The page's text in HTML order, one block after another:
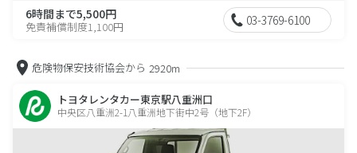
6時間まで5,500円
免責補償制度1,100円 03-3769-6100
危険物保安技術協会から 2920m
トヨタレンタカー東京駅八重洲口
中央区八重洲2-1八重洲地下街中2号（地下2F）